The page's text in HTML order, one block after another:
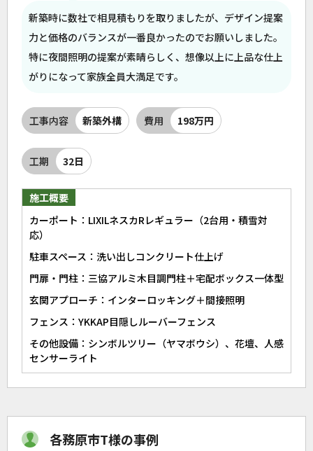
新築時に数社で相見積もりを取りましたが、デザイン提案
力と価格のバランスが一番良かったのでお願いしました。
特に夜間照明の提案が素晴らしく、想像以上に上品な仕上
がりになって家族全員大満足です。
工事内容 新築外構 費用 198万円
工期 32日
施工概要
カーポート：LIXILネスカRレギュラー（2台用・積雪対
応）
駐車スペース：洗い出しコンクリート仕上げ
門扉・門柱：三協アルミ木目調門柱＋宅配ボックス一体型
玄関アプローチ：インターロッキング＋間接照明
フェンス：YKKAP目隠しルーバーフェンス
その他設備：シンボルツリー（ヤマボウシ）、花壇、人感
センサーライト
各務原市T様の事例